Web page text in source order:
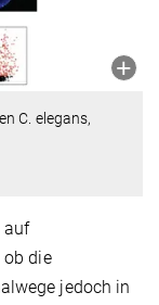
C. elegans,
auf
ob die
jedoch in